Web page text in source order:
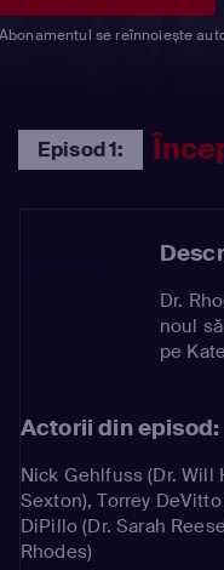
Abonamentul se reînnoiește
Episod 1:
Dr.
noul
pe
Actorii din episod:
Nick Gehlfuss (Dr. Will
Sexton),Torrey DeVitto
DiPillo (Dr. Sarah
Rhodes)